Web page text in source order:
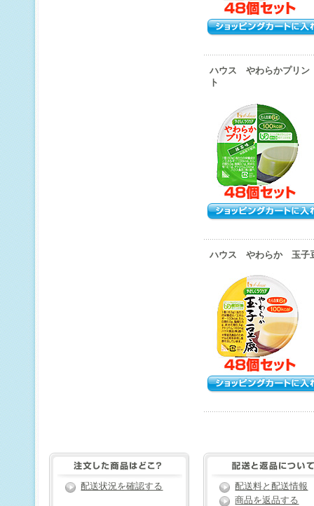
ハウス やわらかプリン
ト
ハウス やわらか 玉子
配送状況を確認する
配送料と配送情報
商品を返品する